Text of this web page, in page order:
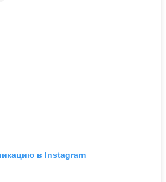
в Instagram